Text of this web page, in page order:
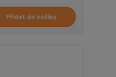
Přidat do košíku